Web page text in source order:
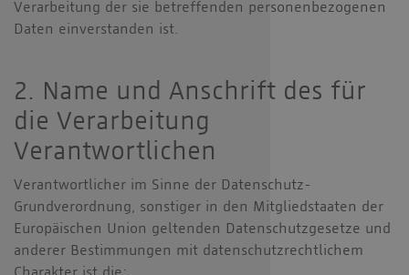
Verarbeitung der sie betreffenden personenbezogenen
Daten einverstanden ist.
2. Name und Anschrift des für
die Verarbeitung
Verantwortlichen
Verantwortlicher im Sinne der Datenschutz-
Grundverordnung, sonstiger in den Mitgliedstaaten der
Europäischen Union geltenden Datenschutzgesetze und
anderer Bestimmungen mit datenschutzrechtlichem